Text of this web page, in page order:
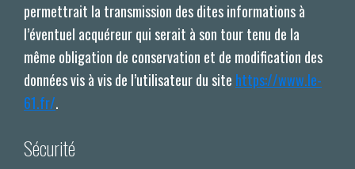
permettrait la transmission des dites informations à
l’éventuel acquéreur qui serait à son tour tenu de la
même obligation de conservation et de modification des
données vis à vis de l’utilisateur du site https://www.le-
61.fr/.
Sécurité